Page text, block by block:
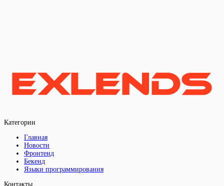
Категории
Главная
Новости
Фронтенд
Бекенд
Языки программирования
Контакты